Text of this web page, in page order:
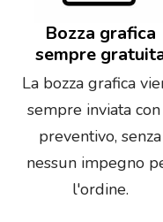
Bozza grafica
sempre
La bozza grafica
sempre inviata
preventivo, senza
nessun impegno
l'ordine.